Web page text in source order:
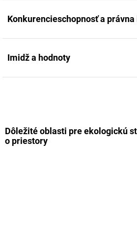
Konkurencieschopnosť a
Imidž a hodnoty
Dôležité oblasti pre ekologickú
o priestory